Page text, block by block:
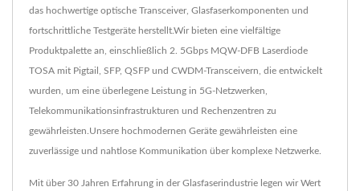
das hochwertige optische Transceiver, Glasfaserkomponenten und
fortschrittliche Testgeräte herstellt.Wir bieten eine vielfältige
Produktpalette an, einschließlich 2. 5Gbps MQW-DFB Laserdiode
TOSA mit Pigtail, SFP, QSFP und CWDM-Transceivern, die entwickelt
wurden, um eine überlegene Leistung in 5G-Netzwerken,
Telekommunikationsinfrastrukturen und Rechenzentren zu
gewährleisten.Unsere hochmodernen Geräte gewährleisten eine
zuverlässige und nahtlose Kommunikation über komplexe Netzwerke.
Mit über 30 Jahren Erfahrung in der Glasfaserindustrie legen wir Wert